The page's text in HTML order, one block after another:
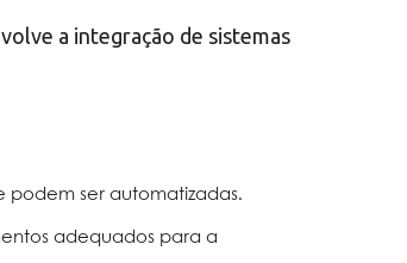
a integração de sistemas
podem ser automatizadas.
adequados para a